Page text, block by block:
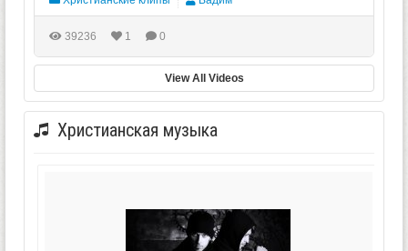
39236 1 0
View All Videos
Христианская музыка